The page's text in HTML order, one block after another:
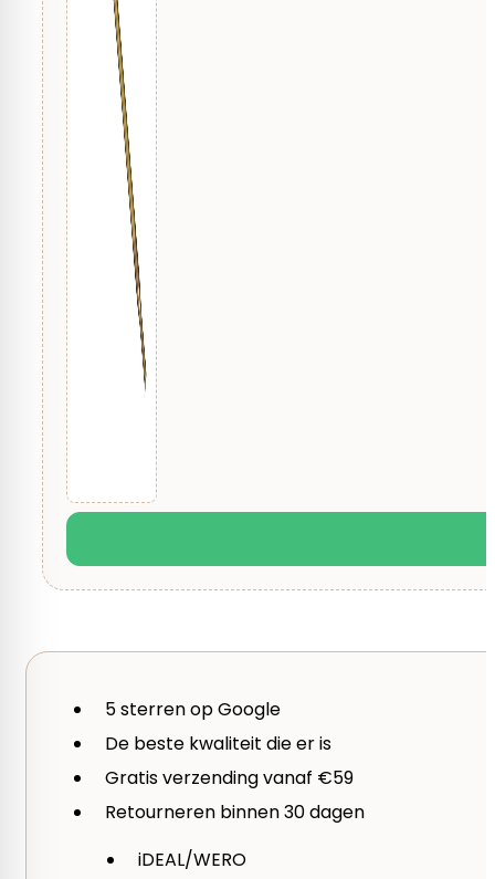
5 sterren op Google
De beste kwaliteit die er is
Gratis verzending vanaf €59
Retourneren binnen 30 dagen
iDEAL/WERO